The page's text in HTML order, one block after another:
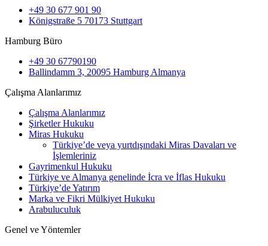
+49 30 677 901 90
Königstraße 5 70173 Stuttgart
Hamburg Büro
+49 30 67790190
Ballindamm 3, 20095 Hamburg Almanya
Çalışma Alanlarımız
Çalışma Alanlarımız
Şirketler Hukuku
Miras Hukuku
Türkiye’de veya yurtdışındaki Miras Davaları ve
İşlemleriniz
Gayrimenkul Hukuku
Türkiye ve Almanya genelinde İcra ve İflas Hukuku
Türkiye’de Yatırım
Marka ve Fikri Mülkiyet Hukuku
Arabuluculuk
Genel ve Yöntemler